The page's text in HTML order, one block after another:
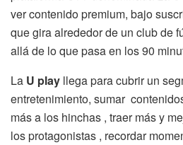
ver contenido premium, bajo
que gira alrededor de un club de
allá de lo que pasa en los 90
La U play llega para cubrir un
entretenimiento, sumar
más a los hinchas , traer más y
los protagonistas , recordar